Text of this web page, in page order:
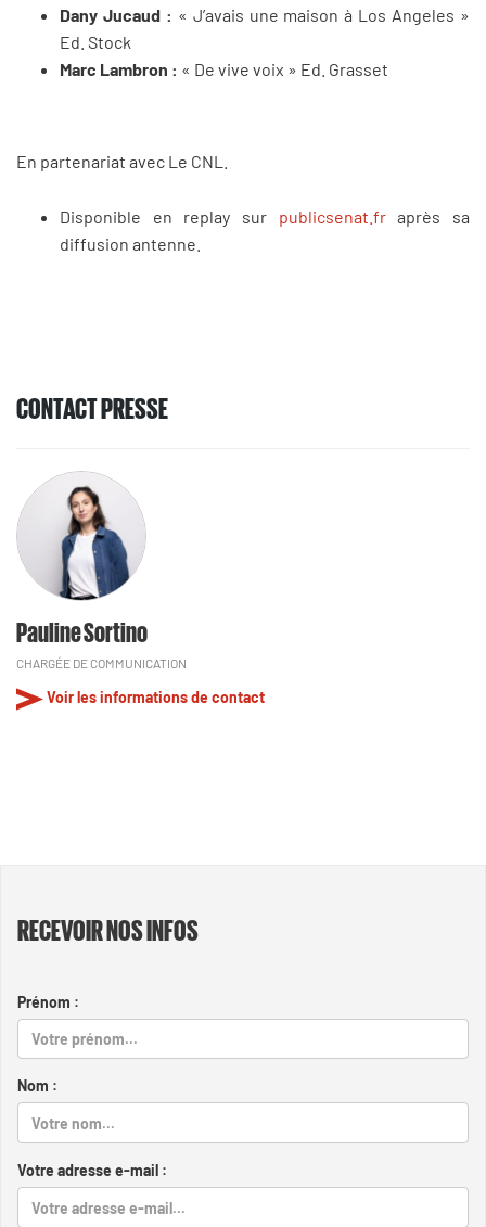
Dany Jucaud : « J’avais une maison à Los Angeles »
Ed. Stock
Marc Lambron : « De vive voix » Ed. Grasset
En partenariat avec Le CNL.
Disponible en replay sur publicsenat.fraprès sa
diffusion antenne.
CONTACT PRESSE
Pauline Sortino
CHARGÉE DE COMMUNICATION
Voir les informations de contact
RECEVOIR NOS INFOS
Prénom :
Nom :
Votre adresse e-mail :